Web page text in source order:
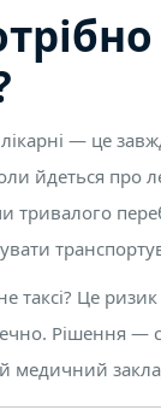
— це
йдеться про
тривалого
таксі? Це
Рішення —
медичний